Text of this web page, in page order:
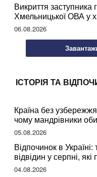
Викриття заступника
Хмельницької ОВА у
підписання
06.08.2026
ІСТОРІЯ ТА
Країна без
чому мандрівники
відпочинок
05.08.2026
Відпочинок в
відвідин у серпні,
закордонні враження
04.08.2026